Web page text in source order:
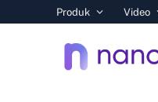
Produk Video